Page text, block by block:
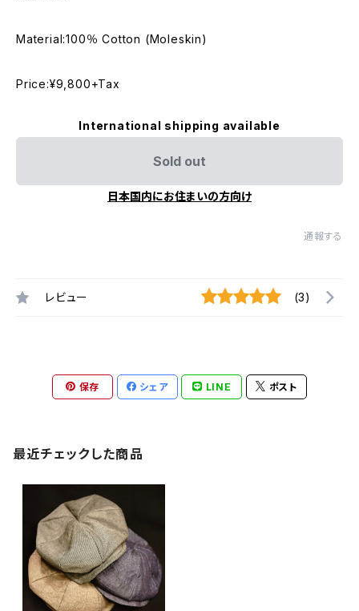
Material:100％ Cotton (Moleskin)
Price:¥9,800+Tax
International shipping available
Sold out
日本国内にお住まいの方向け
通報する
レビュー (3)
保存 シェア LINE ポスト
最近チェックした商品